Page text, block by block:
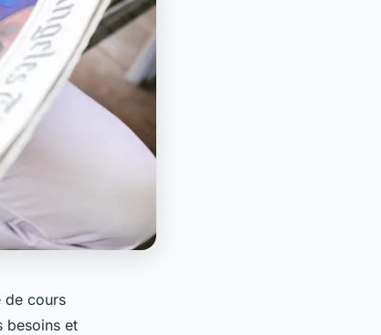
de cours
besoins et